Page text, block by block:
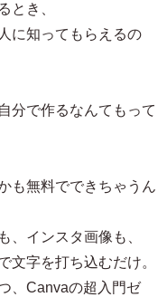
とき、
に知ってもらえるの
分で作るなんてもって
も無料でできちゃうん
、インスタ画像も、
文字を打ち込むだけ。
、Canvaの超入門ゼ